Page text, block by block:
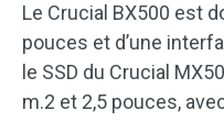
Le Crucial BX500 est
pouces et d’une
le SSD du Crucial
m.2 et 2,5 pouces,